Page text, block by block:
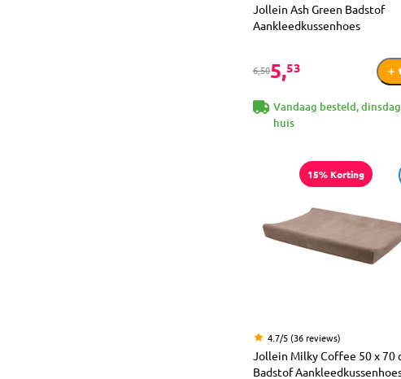
Jollein Ash Green Badstof
Aankleedkussenhoes
6,505,53
Vandaag besteld,
huis
15% Korting
4.7/5 (36 reviews)
Jollein Milky Coffee 50 x 70
Badstof